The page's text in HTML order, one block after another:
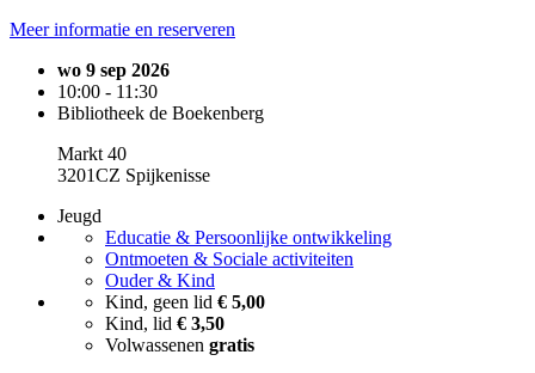
Meer informatie en reserveren
wo 9 sep 2026
10:00 - 11:30
Bibliotheek de Boekenberg
Markt 40
3201CZ Spijkenisse
Jeugd
Educatie & Persoonlijke ontwikkeling
Ontmoeten & Sociale activiteiten
Ouder & Kind
Kind, geen lid € 5,00
Kind, lid € 3,50
Volwassenen gratis